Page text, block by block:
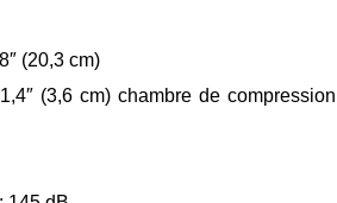
(20,3 cm)
(3,6 cm) chambre de compression